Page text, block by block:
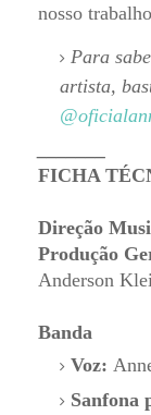
nosso
Para
artista,
FICHA
Direção
Produção
Anderson
Banda
Voz:
Sanfona